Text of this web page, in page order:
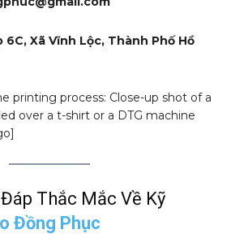
6C, Xã Vĩnh Lộc, Thành Phố Hồ
printing process: Close-up shot of a
over a t-shirt or a DTG machine
Thắc Mắc Về Kỹ
Đồng Phục